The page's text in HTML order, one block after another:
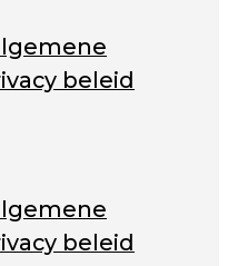
beleid
beleid